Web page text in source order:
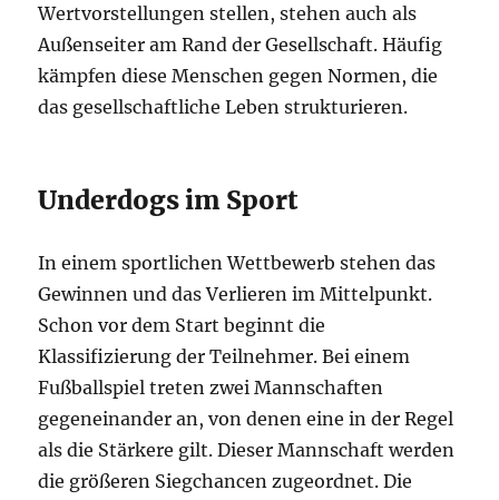
Wertvorstellungen stellen, stehen auch als
Außenseiter am Rand der Gesellschaft. Häufig
kämpfen diese Menschen gegen Normen, die
das gesellschaftliche Leben strukturieren.
Underdogs im Sport
In einem sportlichen Wettbewerb stehen das
Gewinnen und das Verlieren im Mittelpunkt.
Schon vor dem Start beginnt die
Klassifizierung der Teilnehmer. Bei einem
Fußballspiel treten zwei Mannschaften
gegeneinander an, von denen eine in der Regel
als die Stärkere gilt. Dieser Mannschaft werden
die größeren Siegchancen zugeordnet. Die